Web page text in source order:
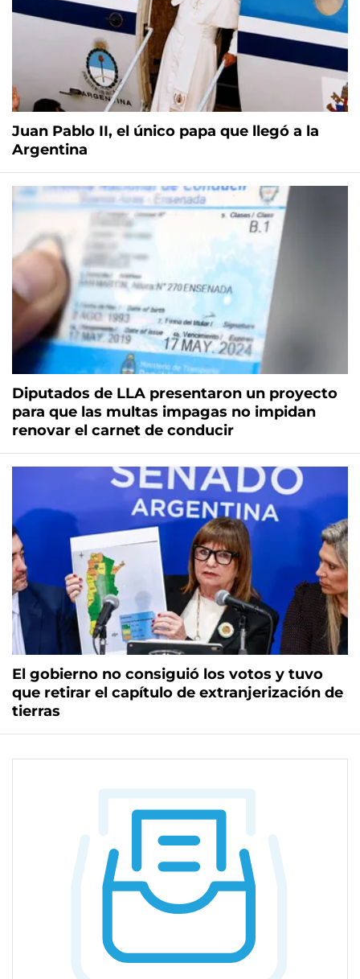
Juan Pablo II, el único papa que llegó a la
Argentina
Diputados de LLA presentaron un proyecto
para que las multas impagas no impidan
renovar el carnet de conducir
El gobierno no consiguió los votos y tuvo
que retirar el capítulo de extranjerización de
tierras